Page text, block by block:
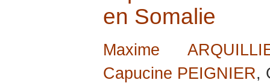
en Somalie
Maxime
Capucine PEIGNIER,